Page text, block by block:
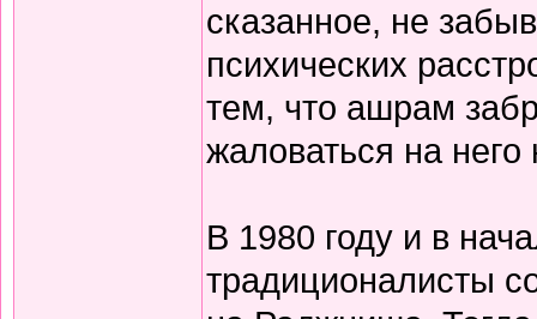
сказанное, не
психических
тем, что ашрам
жаловаться на
В 1980 году и в
традиционалисты